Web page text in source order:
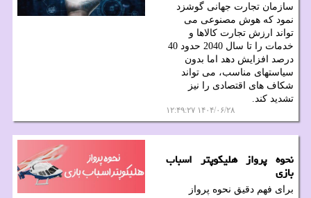
سازمان تجارت جهانی گوشزد
نمود که هوش مصنوعی می
تواند ارزش تجارت کالاها و
خدمات را تا سال 2040 حدود 40
درصد افزایش دهد اما بدون
سیاستهای مناسب، می تواند
شکاف های اقتصادی را نیز
تشدید کند.
۱۴۰۴/۰۶/۲۸ ۱۲:۴۹:۲۷
نحوه پرواز هلیکوپتر اسباب
بازی
برای فهم دقیق نحوه پرواز